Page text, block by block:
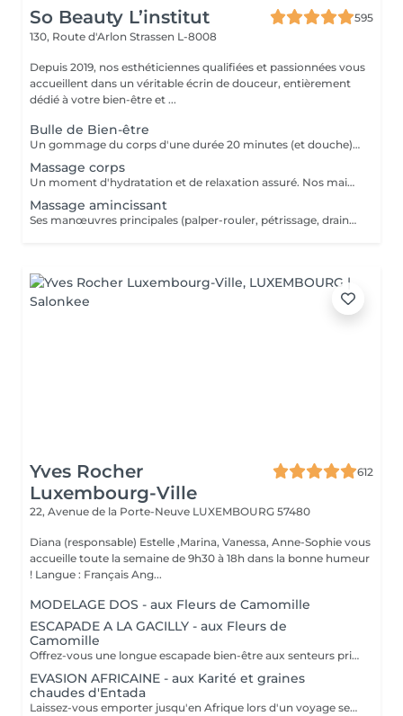
So Beauty L’institut
595
130, Route d'Arlon Strassen L-8008
Depuis 2019, nos esthéticiennes qualifiées et passionnées vous
accueillent dans un véritable écrin de douceur, entièrement
dédié à votre bien-être et ...
Bulle de Bien-être
Un gommage du corps d'une durée 20 minutes (et douche) +Un massage relaxant Californien 90 minutes
Massage corps
Un moment d'hydratation et de relaxation assuré. Nos mains expertes vont vous assurer la pression nécessaires pour un massage du corps réussi.
Massage amincissant
Ses manœuvres principales (palper-rouler, pétrissage, drainage) visent à déstocker les graisses, lisser la cellulite et stimuler la circulation,
Yves Rocher
Luxembourg-Ville
612
22, Avenue de la Porte-Neuve LUXEMBOURG 57480
Diana (responsable) Estelle ,Marina, Vanessa, Anne-Sophie vous
accueille toute la semaine de 9h30 à 18h dans la bonne humeur
! Langue : Français Ang...
MODELAGE DOS - aux Fleurs de Camomille
ESCAPADE A LA GACILLY - aux Fleurs de
Camomille
Offrez-vous une longue escapade bien-être aux senteurs printanières de Camomille, fleur emblématique de nos champs à la Gacilly. le temps s'est arrêté. Incroyablement relaxé et en harmonie, votre corps et votre esprits retrouvent leur équilibre.
EVASION AFRICAINE - aux Karité et graines
chaudes d'Entada
Laissez-vous emporter jusqu'en Afrique lors d'un voyage sensoriel. Le beurre de karité chauffé devient une huile tiède nourrissante qui enveloppe votre corps dans une infinie douceur. Les graines d'Entada chaudes sont ensuite glissées le long du corps, délivrant une douce chaleur bienfaisante. La chaleur de ce soin favorise la relaxation.